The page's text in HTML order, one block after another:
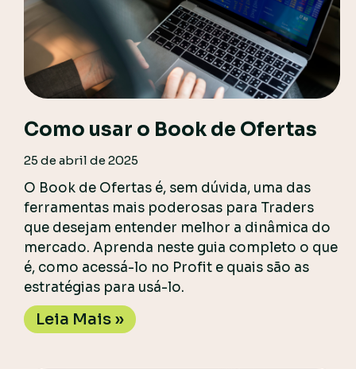
Como usar o Book de Ofertas
25 de abril de 2025
O Book de Ofertas é, sem dúvida, uma das
ferramentas mais poderosas para Traders
que desejam entender melhor a dinâmica do
mercado. Aprenda neste guia completo o que
é, como acessá-lo no Profit e quais são as
estratégias para usá-lo.
Leia Mais »